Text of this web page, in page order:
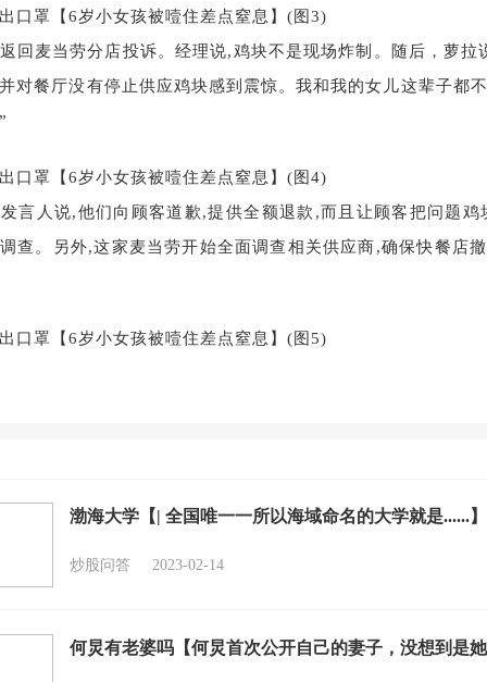
回麦当劳分店投诉。经理说,鸡块不是现场炸制。随后，萝拉
对餐厅没有停止供应鸡块感到震惊。我和我的女儿这辈子都
言人说,他们向顾客道歉,提供全额退款,而且让顾客把问题鸡
查。另外,这家麦当劳开始全面调查相关供应商,确保快餐店
渤海大学【| 全国唯一一所以海域命名的大学就是......】
炒股问答 2023-02-14
何炅有老婆吗【何炅首次公开自己的妻子，没想到是